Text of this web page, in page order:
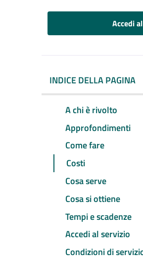
Accedi
INDICE DELLA PAGINA
A chi è rivolto
Approfondimenti
Come fare
Costi
Cosa serve
Cosa si ottiene
Tempi e scadenze
Accedi al servizio
Condizioni di